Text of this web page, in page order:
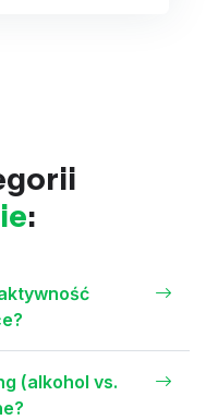
:
(alkohol vs.